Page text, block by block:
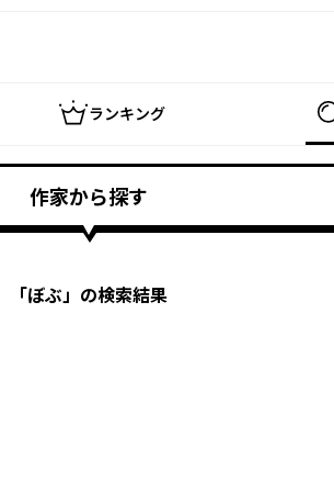
ランキング
作家から探す
「ぼぶ」の検索結果